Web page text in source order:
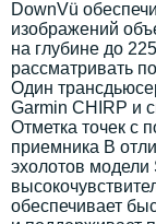
DownVü
изображений
на глубине до
рассматривать
Один
Garmin CHIRP и
Отметка точек с
приемника В
эхолотов
обеспечивает